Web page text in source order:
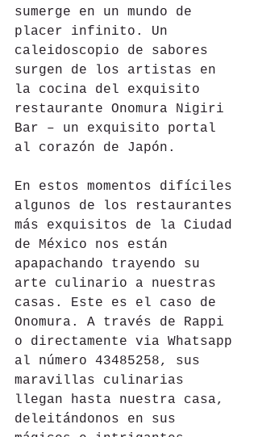
sumerge en un mundo de
placer infinito. Un
caleidoscopio de sabores
surgen de los artistas en
la cocina del exquisito
restaurante Onomura Nigiri
Bar – un exquisito portal
al corazón de Japón.
En estos momentos difíciles
algunos de los restaurantes
más exquisitos de la Ciudad
de México nos están
apapachando trayendo su
arte culinario a nuestras
casas. Este es el caso de
Onomura. A través de Rappi
o directamente via Whatsapp
al número 43485258, sus
maravillas culinarias
llegan hasta nuestra casa,
deleitándonos en sus